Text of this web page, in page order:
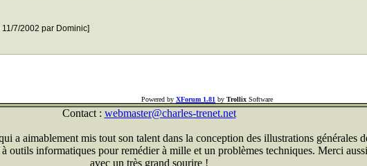
11/7/2002 par Dominic]
Powered by XForum 1.81 by Trollix Software
Contact : webmaster@charles-trenet.net
a aimablement mis tout son talent dans la conception des illustrations générales
outils informatiques pour remédier à mille et un problèmes techniques. Merci
avec un très grand sourire !